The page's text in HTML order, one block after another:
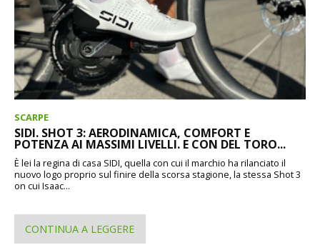
SCARPE
SIDI. SHOT 3: AERODINAMICA, COMFORT E
POTENZA AI MASSIMI LIVELLI. E CON DEL TORO...
È lei la regina di casa SIDI, quella con cui il marchio ha rilanciato il
nuovo logo proprio sul finire della scorsa stagione, la stessa Shot 3
on cui Isaac...
CONTINUA A LEGGERE